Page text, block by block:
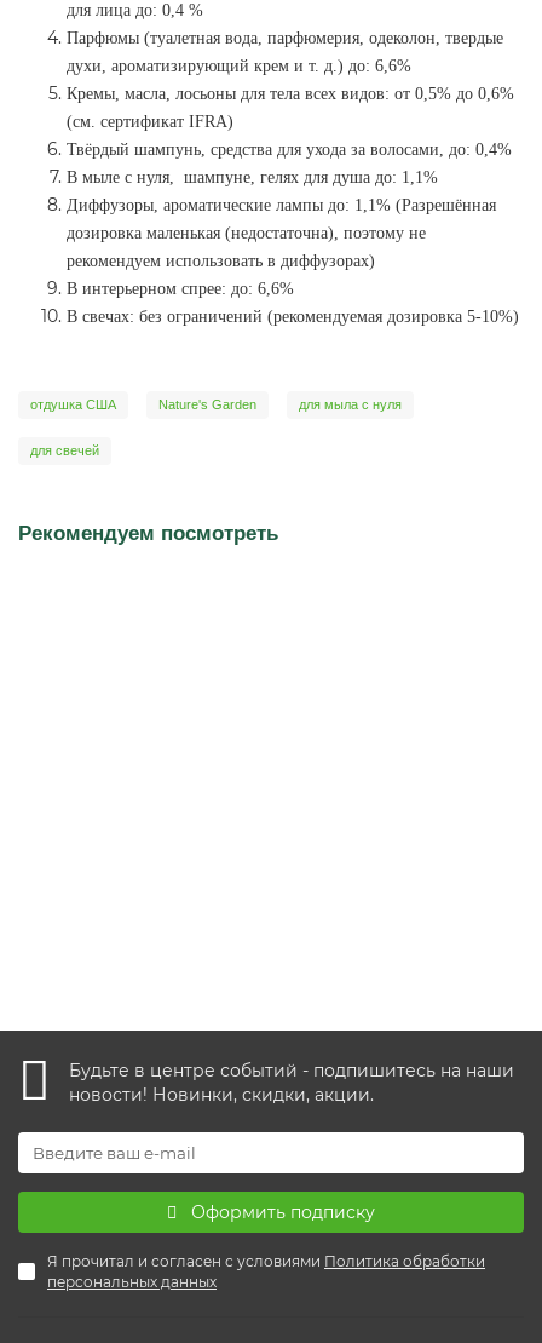
для лица до: 0,4 %
Парфюмы (туалетная вода, парфюмерия, одеколон, твердые
духи, ароматизирующий крем и т. д.) до: 6,6%
Кремы, масла, лосьоны для тела всех видов: от 0,5% до 0,6%
(см. сертификат IFRA)
Твёрдый шампунь, средства для ухода за волосами, до: 0,4%
В мыле с нуля, шампуне, гелях для душа до: 1,1%
Диффузоры, ароматические лампы до: 1,1% (Разрешённая
дозировка маленькая (недостаточна), поэтому не
рекомендуем использовать в диффузорах)
В интерьерном спрее: до: 6,6%
В свечах: без ограничений (рекомендуемая дозировка 5-10%)
отдушка США Nature's Garden для мыла с нуля
для свечей
Рекомендуем посмотреть
Будьте в центре событий - подпишитесь на наши
новости! Новинки, скидки, акции.
Оформить подписку
Я прочитал и согласен с условиями Политика обработки
персональных данных